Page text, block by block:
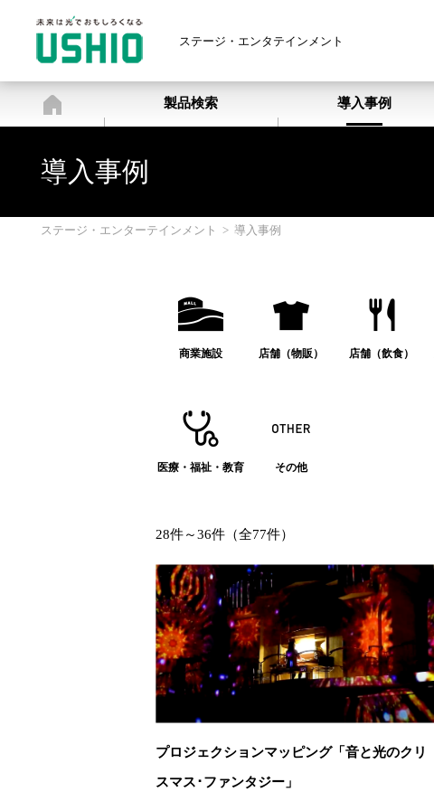
ステージ・エンタテインメント
ステージ・エンターテインメント
製品検索 導入事例
導入事例
ステージ・エンターテインメント > 導入事例
商業施設 店舗（物販） 店舗（飲食）
医療・福祉・教育 その他
28件～36件（全77件）
プロジェクションマッピング「音と光のクリ
スマス･ファンタジー」